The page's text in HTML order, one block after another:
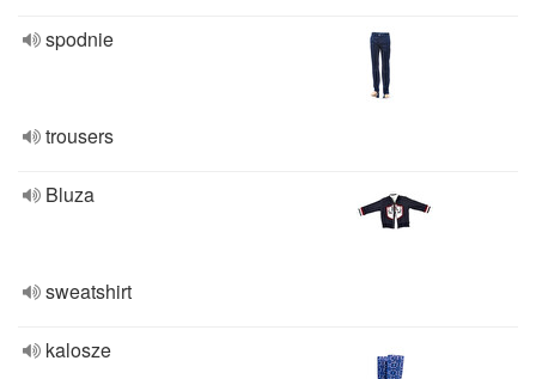
spodnie
trousers
Bluza
sweatshirt
kalosze